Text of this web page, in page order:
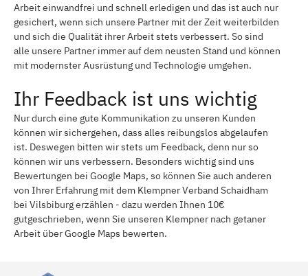
Arbeit einwandfrei und schnell erledigen und das ist auch nur
gesichert, wenn sich unsere Partner mit der Zeit weiterbilden
und sich die Qualität ihrer Arbeit stets verbessert. So sind
alle unsere Partner immer auf dem neusten Stand und können
mit modernster Ausrüstung und Technologie umgehen.
Ihr Feedback ist uns wichtig
Nur durch eine gute Kommunikation zu unseren Kunden
können wir sichergehen, dass alles reibungslos abgelaufen
ist. Deswegen bitten wir stets um Feedback, denn nur so
können wir uns verbessern. Besonders wichtig sind uns
Bewertungen bei Google Maps, so können Sie auch anderen
von Ihrer Erfahrung mit dem Klempner Verband Schaidham
bei Vilsbiburg erzählen - dazu werden Ihnen 10€
gutgeschrieben, wenn Sie unseren Klempner nach getaner
Arbeit über Google Maps bewerten.